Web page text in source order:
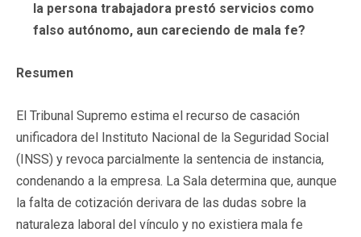
la persona trabajadora prestó servicios como
falso autónomo, aun careciendo de mala fe?
Resumen
El Tribunal Supremo estima el recurso de casación
unificadora del Instituto Nacional de la Seguridad Social
(INSS) y revoca parcialmente la sentencia de instancia,
condenando a la empresa. La Sala determina que, aunque
la falta de cotización derivara de las dudas sobre la
naturaleza laboral del vínculo y no existiera mala fe